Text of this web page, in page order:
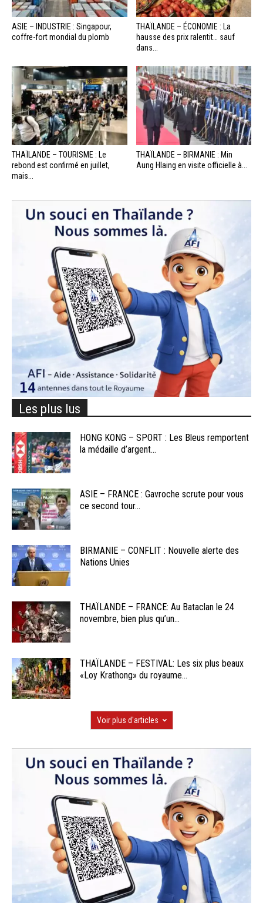
ASIE – INDUSTRIE : Singapour,
coffre-fort mondial du plomb
THAÏLANDE – ÉCONOMIE : La
hausse des prix ralentit… sauf
dans...
THAÏLANDE – TOURISME : Le
rebond est confirmé en juillet,
mais...
THAÏLANDE – BIRMANIE : Min
Aung Hlaing en visite officielle à...
Les plus lus
HONG KONG – SPORT : Les Bleus remportent
la médaille d’argent...
ASIE – FRANCE : Gavroche scrute pour vous
ce second tour...
BIRMANIE – CONFLIT : Nouvelle alerte des
Nations Unies
THAÏLANDE – FRANCE: Au Bataclan le 24
novembre, bien plus qu’un...
THAÏLANDE – FESTIVAL: Les six plus beaux
«Loy Krathong» du royaume...
Voir plus d'articles